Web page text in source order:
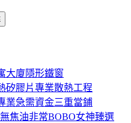
大廈隱形鐵窗
矽膠片專業散熱工程
業急需資金三重當鋪
焦油非常BOBO女神臻選